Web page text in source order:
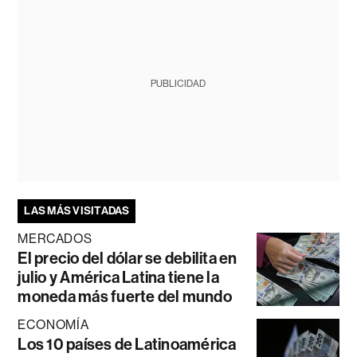
PUBLICIDAD
LAS MÁS VISITADAS
MERCADOS
El precio del dólar se debilita en
julio y América Latina tiene la
moneda más fuerte del mundo
ECONOMÍA
Los 10 países de Latinoamérica